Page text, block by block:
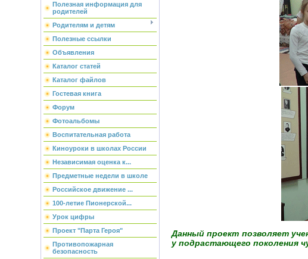
Полезная информация для
родителей
Родителям и детям
Полезные ссылки
Объявления
Каталог статей
Каталог файлов
Гостевая книга
Форум
Фотоальбомы
Воспитательная работа
Киноуроки в школах России
Независимая оценка к...
Предметные недели в школе
Российское движение ...
100-летие Пионерской...
Урок цифры
Проект "Парта Героя"
Противопожарная
безопасность
Данный проект позволяет
у подрастающего поколения